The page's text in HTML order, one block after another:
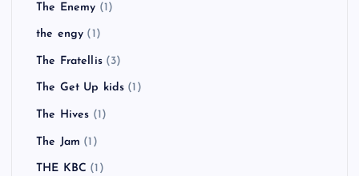
The Enemy (1)
the engy (1)
The Fratellis(3)
The Get Up kids (1)
The Hives (1)
The Jam (1)
THE KBC (1)